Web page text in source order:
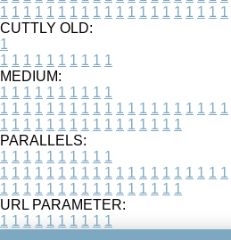
1 1 1 1 1 1 1 1 1 1 1 1 1 1 1 1 1 1 1 1
CUTTLY OLD:
1
1 1 1 1 1 1 1 1 1 1
MEDIUM:
1 1 1 1 1 1 1 1 1 1
1 1 1 1 1 1 1 1 1 1 1 1 1 1 1 1 1 1 1 1
1 1 1 1 1 1 1 1 1 1 1 1 1 1 1 1
PARALLELS:
1 1 1 1 1 1 1 1 1 1
1 1 1 1 1 1 1 1 1 1 1 1 1 1 1 1 1 1 1 1
1 1 1 1 1 1 1 1 1 1 1 1 1 1 1 1
URL PARAMETER:
1 1 1 1 1 1 1 1 1 1